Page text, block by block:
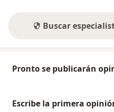
Buscar
Pronto se publicarán
Escribe la primera